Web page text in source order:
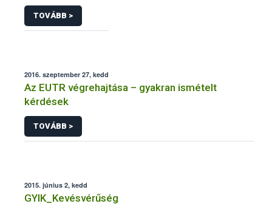
TOVÁBB >
2016. szeptember 27, kedd
Az EUTR végrehajtása – gyakran ismételt
kérdések
TOVÁBB >
2015. június 2, kedd
GYIK_Kevésvérűség